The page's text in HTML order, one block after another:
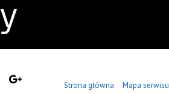
Strona główna Mapa serwisu